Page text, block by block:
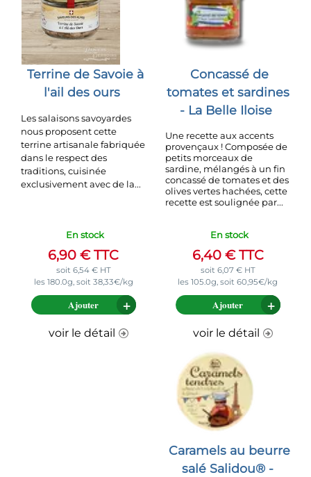
Terrine de Savoie à
l'ail des ours
Les salaisons savoyardes
nous proposent cette
terrine artisanale fabriquée
dans le respect des
traditions, cuisinée
exclusivement avec de la...
En stock
6,90 €TTC
soit 6,54 €HT
les 180.0g, soit 38,33€/kg
Ajouter
voir le détail
Concassé de
tomates et sardines
- La Belle Iloise
Une recette aux accents
provençaux ! Composée de
petits morceaux de
sardine, mélangés à un fin
concassé de tomates et des
olives vertes hachées, cette
recette est soulignée par...
En stock
6,40 €TTC
soit 6,07 €HT
les 105.0g, soit 60,95€/kg
Ajouter
voir le détail
Caramels au beurre
salé Salidou® -